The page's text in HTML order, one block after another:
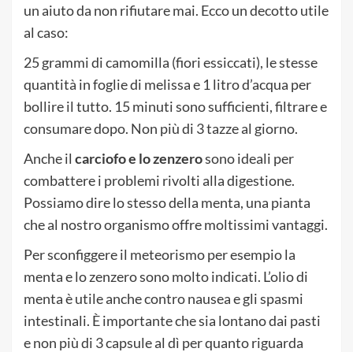
un aiuto da non rifiutare mai. Ecco un decotto utile
al caso:
25 grammi di camomilla (fiori essiccati), le stesse
quantità in foglie di melissa e 1 litro d’acqua per
bollire il tutto. 15 minuti sono sufficienti, filtrare e
consumare dopo. Non più di 3 tazze al giorno.
Anche il carciofo e lo zenzerosono ideali per
combattere i problemi rivolti alla digestione.
Possiamo dire lo stesso della menta, una pianta
che al nostro organismo offre moltissimi vantaggi.
Per sconfiggere il meteorismo per esempio la
menta e lo zenzero sono molto indicati. L’olio di
menta è utile anche contro nausea e gli spasmi
intestinali. È importante che sia lontano dai pasti
e non più di 3 capsule al dì per quanto riguarda